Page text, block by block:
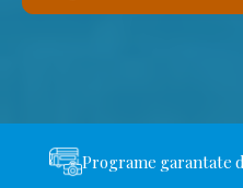
Programe garantate